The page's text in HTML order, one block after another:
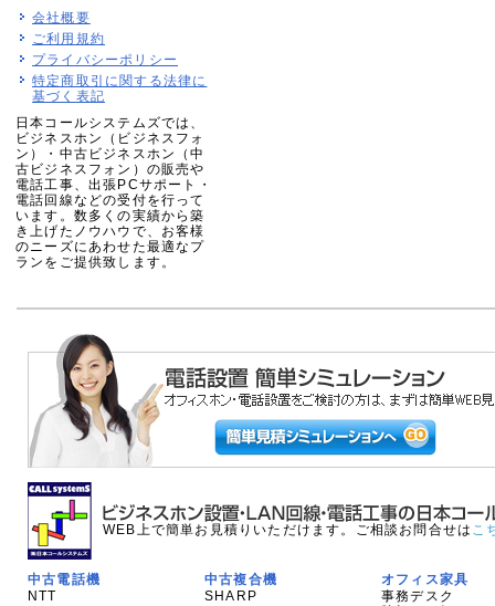
会社概要
ご利用規約
プライバシーポリシー
特定商取引に関する法律に
基づく表記
日本コールシステムズでは、
ビジネスホン（ビジネスフォ
ン）・中古ビジネスホン（中
古ビジネスフォン）の販売や
電話工事、出張PCサポート・
電話回線などの受付を行って
います。数多くの実績から築
き上げたノウハウで、お客様
のニーズにあわせた最適なプ
ランをご提供致します。
WEB上で簡単お見積りいただけます。ご相談お問合せは こ
中古電話機
NTT
中古複合機
SHARP
オフィス家具
事務デスク